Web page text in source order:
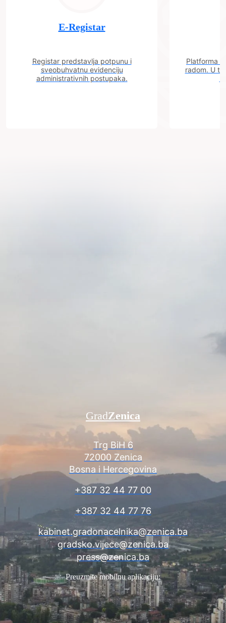
E-Registar
Registar predstavlja potpunu i
sveobuhvatnu evidenciju
administrativnih postupaka.
Platforma
radom. U
Trg BiH 6
72000 Zenica
Bosna i Hercegovina
+387 32 44 77 00
+387 32 44 77 76
kabinet.gradonacelnika@zenica.ba
gradsko.vijece@zenica.ba
press@zenica.ba
GradZenica
Preuzmite mobilnu aplikaciju: